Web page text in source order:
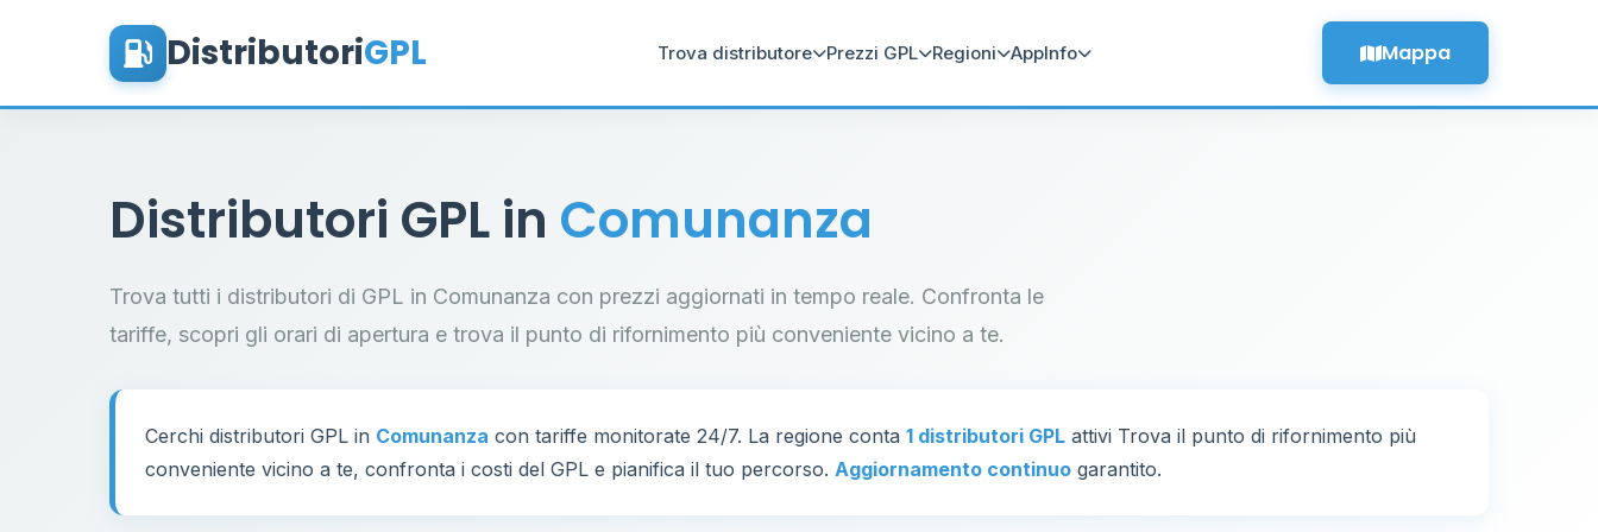
DistributoriGPL Trova distributore Prezzi GPL Regioni AppInfo Mappa
Distributori GPL in Comunanza
Trova tutti i distributori di GPL in Comunanza con prezzi aggiornati in tempo reale. Confronta le
tariffe, scopri gli orari di apertura e trova il punto di rifornimento più conveniente vicino a te.
Cerchi distributori GPL in Comunanza con tariffe monitorate 24/7. La regione conta 1 distributori GPL attivi Trova il punto di rifornimento più
conveniente vicino a te, confronta i costi del GPL e pianifica il tuo percorso. Aggiornamento continuo garantito.